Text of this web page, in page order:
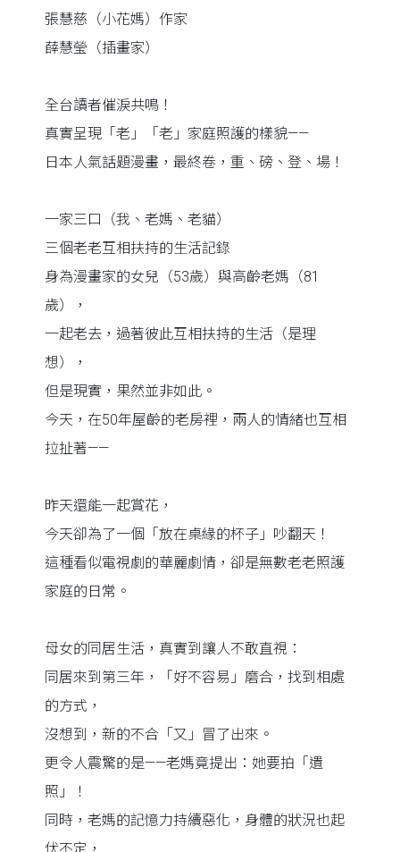
張慧慈（小花媽）作家
薛慧瑩（插畫家）
全台讀者催淚共鳴！
真實呈現「老」「老」家庭照護的樣貌——
日本人氣話題漫畫，最終卷，重、磅、登、場！
一家三口（我、老媽、老貓）
三個老老互相扶持的生活記錄
身為漫畫家的女兒（53歲）與高齡老媽（81
歲），
一起老去，過著彼此互相扶持的生活（是理
想），
但是現實，果然並非如此。
今天，在50年屋齡的老房裡，兩人的情緒也互相
拉扯著——
昨天還能一起賞花，
今天卻為了一個「放在桌緣的杯子」吵翻天！
這種看似電視劇的華麗劇情，卻是無數老老照護
家庭的日常。
母女的同居生活，真實到讓人不敢直視：
同居來到第三年，「好不容易」磨合，找到相處
的方式，
沒想到，新的不合「又」冒了出來。
更令人震驚的是——老媽竟提出：她要拍「遺
照」！
同時，老媽的記憶力持續惡化，身體的狀況也起